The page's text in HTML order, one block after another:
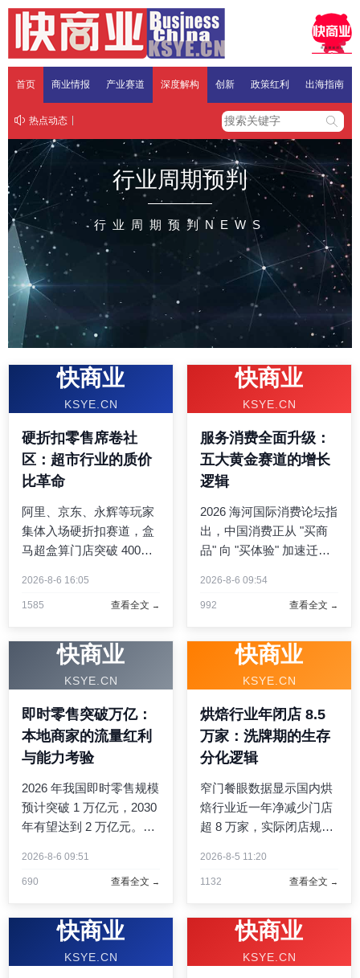
首页 商业情报 产业赛道 深度解构 创新 政策红利 出海指南
热点动态
行业周期预判
行业周期预判NEWS
快商业
KSYE.CN
硬折扣零售席卷社
区：超市行业的质价
比革命
阿里、京东、永辉等玩家
集体入场硬折扣赛道，盒
马超盒算门店突破 400
价比取代性价比成为消费
2026-8-6 16:05
1585 查看全文
快商业
KSYE.CN
服务消费全面升级：
五大黄金赛道的增长
逻辑
2026 海河国际消费论坛指
出，中国消费正从 "买商
品" 向 "买体验" 加速迁
等五大赛道高速增长，服
擎。 ...
2026-8-6 09:54
992 查看全文
快商业
KSYE.CN
即时零售突破万亿：
本地商家的流量红利
与能力考验
2026 年我国即时零售规模
预计突破 1 万亿元，2030
年有望达到 2 万亿元。从
场景适配成为新的竞争维
2026-8-6 09:51
690 查看全文
快商业
KSYE.CN
烘焙行业年闭店 8.5
万家：洗牌期的生存
分化逻辑
窄门餐眼数据显示国内烘
焙行业近一年净减少门店
超 8 万家，实际闭店规模
多重压力下，连锁品牌与
生存状态。 ...
2026-8-5 11:20
1132 查看全文
快商业
KSYE.CN
快商业
KSYE.CN